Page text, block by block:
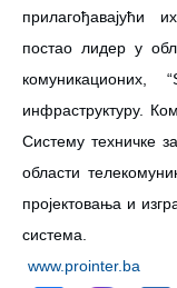
прилагођавајући
постао лидер у
инфраструктуру.
Систему техничке
области
пројектовања и
система.
www.prointer.ba